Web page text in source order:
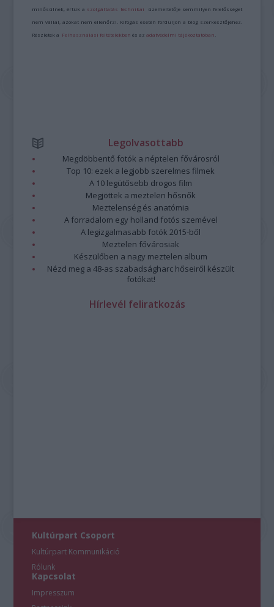
minősülnek, értük a szolgáltatás technikai üzemeltetője semmilyen felelősséget
nem vállal, azokat nem ellenőrzi. Kifogás esetén forduljon a blog szerkesztőjéhez.
Részletek a Felhasználási feltételekben és azadatvédelmi tájékoztatóban
Legolvasottabb
Megdöbbentő fotók a néptelen fővárosról
Top 10: ezek a legjobb szerelmes filmek
A 10 legütősebb drogos film
Megjöttek a meztelen hősnők
Meztelenség és anatómia
A forradalom egy holland fotós szemével
A legizgalmasabb fotók 2015-ből
Meztelen fővárosiak
Készülőben a nagy meztelen album
Nézd meg a 48-as szabadságharc hőseiről készült
fotókat!
Hírlevél feliratkozás
Kultúrpart Csoport
Kultúrpart Kommunikáció
Rólunk
Kapcsolat
Impresszum